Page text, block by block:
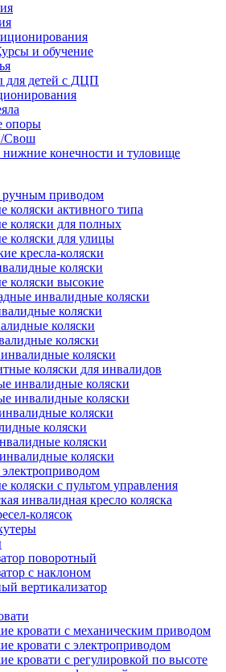
и обучение
для детей с ДЦП
опоры
Свош
нижние конечности и туловище
ручным приводом
коляски активного типа
коляски для полных
коляски для улицы
кресла-коляски
коляски
коляски высокие
инвалидные коляски
коляски
коляски
коляски
коляски
коляски для инвалидов
инвалидные коляски
инвалидные коляски
коляски
коляски
коляски
коляски
коляски с пультом управления
инвалидная кресло коляска
колясок
поворотный
с наклоном
вертикализатор
кровати с механическим приводом
кровати с электроприводом
кровати с регулировкой по высоте